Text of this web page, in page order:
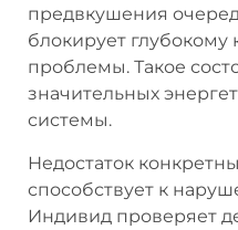
предвкушения
блокирует глубокому
проблемы. Такое
значительных
системы.
Недостаток
способствует к
Индивид проверяет